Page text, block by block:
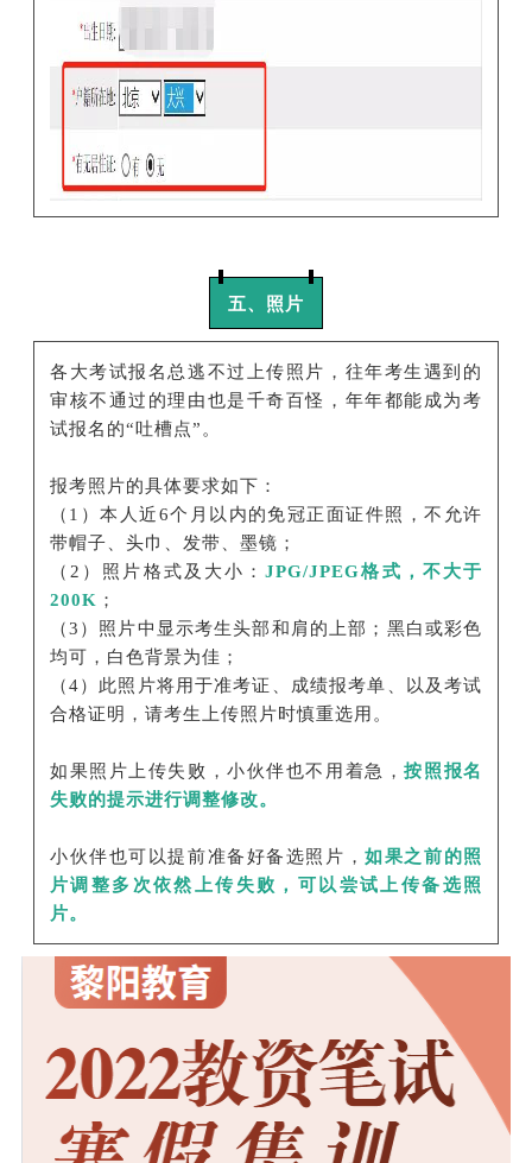
五、照片
各大考试报名总逃不过上传照片，往年考生遇到的
审核不通过的理由也是千奇百怪，年年都能成为考
试报名的“吐槽点”。
报考照片的具体要求如下：
（1）本人近6个月以内的免冠正面证件照，不允许
带帽子、头巾、发带、墨镜；
（2）照片格式及大小：JPG/JPEG格式，不大于
200K ；
（3）照片中显示考生头部和肩的上部；黑白或彩色
均可，白色背景为佳；
（4）此照片将用于准考证、成绩报考单、以及考试
合格证明，请考生上传照片时慎重选用。
如果照片上传失败，小伙伴也不用着急，按照报名
失败的提示进行调整修改。
小伙伴也可以提前准备好备选照片，如果之前的照
片调整多次依然上传失败，可以尝试上传备选照
片。